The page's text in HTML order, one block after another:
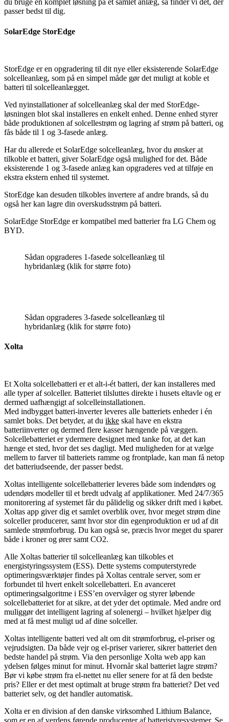
du bruge en komplet løsning på et samlet anlæg, så finder vi det, der
passer bedst til dig.
SolarEdge StorEdge
StorEdge er en opgradering til dit nye eller eksisterende SolarEdge
solcelleanlæg, som på en simpel måde gør det muligt at koble et
batteri til solcelleanlægget.
Ved nyinstallationer af solcelleanlæg skal der med StorEdge-
løsningen blot skal installeres en enkelt enhed. Denne enhed styrer
både produktionen af solcellestrøm og lagring af strøm på batteri, og
fås både til 1 og 3-fasede anlæg.
Har du allerede et SolarEdge solcelleanlæg, hvor du ønsker at
tilkoble et batteri, giver SolarEdge også mulighed for det. Både
eksisterende 1 og 3-fasede anlæg kan opgraderes ved at tilføje en
ekstra ekstern enhed til systemet.
StorEdge kan desuden tilkobles invertere af andre brands, så du
også her kan lagre din overskudsstrøm på batteri.
SolarEdge StorEdge er kompatibel med batterier fra LG Chem og
BYD.
Sådan opgraderes 1-fasede solcelleanlæg til
hybridanlæg (klik for større foto)
Sådan opgraderes 3-fasede solcelleanlæg til
hybridanlæg (klik for større foto)
Xolta
Et Xolta solcellebatteri er et alt-i-ét batteri, der kan installeres med
alle typer af solceller. Batteriet tilsluttes direkte i husets eltavle og er
dermed uafhængigt af solcelleinstallationen.
Med indbygget batteri-inverter leveres alle batteriets enheder i én
samlet boks. Det betyder, at du ikke skal have en ekstra
batteriinverter og dermed flere kasser hængende på væggen.
Solcellebatteriet er ydermere designet med tanke for, at det kan
hænge et sted, hvor det ses dagligt. Med muligheden for at vælge
mellem to farver til batteriets ramme og frontplade, kan man få netop
det batteriudseende, der passer bedst.
Xoltas intelligente solcellebatterier leveres både som indendørs og
udendørs modeller til et bredt udvalg af applikationer. Med 24/7/365
monitorering af systemet får du pålidelig og sikker drift med i købet.
Xoltas app giver dig et samlet overblik over, hvor meget strøm dine
solceller producerer, samt hvor stor din egenproduktion er ud af dit
samlede strømforbrug. Du kan også se, præcis hvor meget du sparer
både i kroner og ører samt CO2.
Alle Xoltas batterier til solcelleanlæg kan tilkobles et
energistyringssystem (ESS). Dette systems computerstyrede
optimeringsværktøjer findes på Xoltas centrale server, som er
forbundet til hvert enkelt solcellebatteri. En avanceret
optimeringsalgoritme i ESS’en overvåger og styrer løbende
solcellebatteriet for at sikre, at det yder det optimale. Med andre ord
muliggør det intelligent lagring af solenergi – hvilket hjælper dig
med at få mest muligt ud af dine solceller.
Xoltas intelligente batteri ved alt om dit strømforbrug, el-priser og
vejrudsigten. Da både vejr og el-priser varierer, sikrer batteriet den
bedste handel på strøm. Via den personlige Xolta web app kan
ydelsen følges minut for minut. Hvornår skal batteriet lagre strøm?
Bør vi købe strøm fra el-nettet nu eller senere for at få den bedste
pris? Eller er det mest optimalt at bruge strøm fra batteriet? Det ved
batteriet selv, og det handler automatisk.
Xolta er en division af den danske virksomhed Lithium Balance,